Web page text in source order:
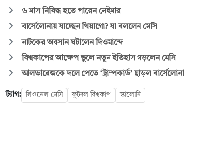
৬ মাস নিষিদ্ধ হতে পারেন নেইমার
বার্সেলোনায় যাচ্ছেন থিয়াগো? যা বললেন মেসি
নাটকের অবসান ঘটালেন দিওমান্দে
বিশ্বকাপের আক্ষেপ ভুলে নতুন ইতিহাস গড়লেন মেসি
আলভারেজকে দলে পেতে ‘ট্রাম্পকার্ড’ ছাড়ল বার্সেলোনা
ট্যাগ: লিওনেল মেসি ফুটবল বিশ্বকাপ স্কালোনি